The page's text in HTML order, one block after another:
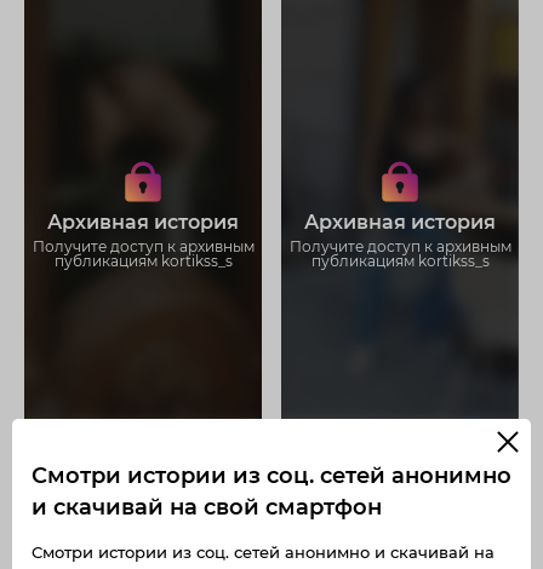
Архивная история
Получите доступ к архивным
публикациям kortikss_s
Получите доступ к архивным
историям kortikss_s
Не отвлекайтесь на рекламу
Загружайте истории без
ограничений
Архивная история
Получите доступ к архивным
публикациям kortikss_s
Получите доступ к архивным
историям kortikss_s
Не отвлекайтесь на рекламу
Загружайте истории без
ограничений
Смотри истории из соц. сетей анонимно
и скачивай на свой смартфон
Смотри истории из соц. сетей анонимно и скачивай на